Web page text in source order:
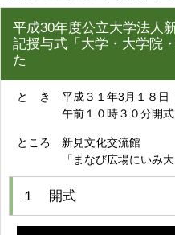
平成30年度公立大学法人
記授与式「大学・大学院
た
と き 平成３１年3月１８日
午前１０時３０分開式
ところ 新見文化交流館
「まなび広場にいみ大ホ
１ 開式